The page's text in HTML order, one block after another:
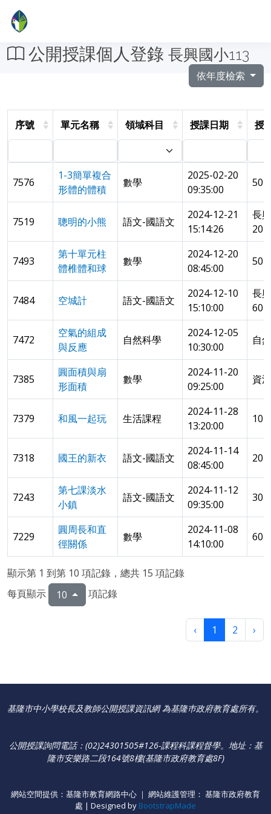
公開授課個人登錄 長興國小113
依年度檢索
序號 單元名稱 領域科目 授課日期 授
7576
1-3簡單複合
形體的體積
數學
2025-02-20
09:35:00
502
7519 聰明的小熊 語文-國語文
2024-12-21
15:14:26
長
7493
第十單元柱
體椎體和球
數學
2024-12-20
08:45:00
501
7484 空城計 語文-國語文
2024-12-10
15:10:00
長
601
7472
空氣的組成
與反應
自然科學
2024-12-05
10:30:00
自
7385
圓面積與扇
形面積
數學
2024-11-20
09:25:00
資
7379 和風一起玩 生活課程
2024-11-28
13:20:00
7318 國王的新衣 語文-國語文
2024-11-14
08:45:00
7243
第七課淡水
小鎮
語文-國語文
2024-11-12
09:35:00
302
7229
圓周長和直
徑關係
數學
2024-11-08
14:10:00
602
顯示第 1 到第 10 項記錄，總共 15 項記錄
每頁顯示
10 項記錄
‹ 1 2 ›
基隆市中小學校長及教師公開授課資訊網 為基隆巿政府教育處所有。
公開授課詢問電話：(02)24301505#126-課程科課程督學。 地址：基
隆市安樂路二段164號8樓(基隆市政府教育處8F)
網站空間提供：基隆市教育網路中心 ｜ 網站維護管理： 基隆市政府教育
處 | Designed by BootstrapMade